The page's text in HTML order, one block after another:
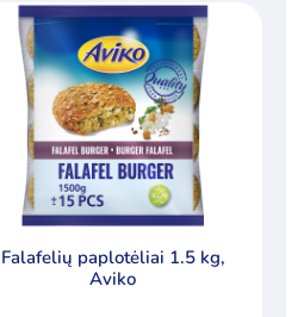
Falafelių paplotėliai 1.5 kg,
Aviko